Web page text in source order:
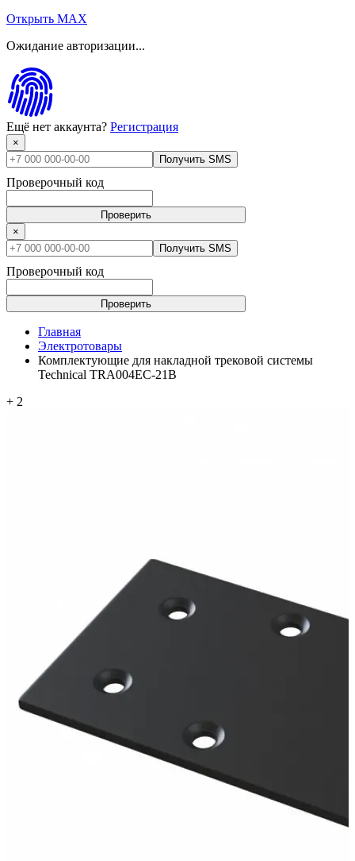
Открыть MAX
Ожидание авторизации...
Ещё нет аккаунта? Регистрация
×
Получить SMS
Проверочный код
Проверить
×
Получить SMS
Проверочный код
Проверить
Главная
Электротовары
Комплектующие для накладной трековой системы
Technical TRA004EC-21B
+ 2